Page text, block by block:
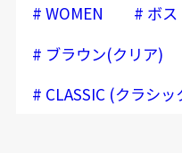
再入荷お知らせメール
# WOMEN # ボス
# ブラウン(クリア)
# CLASSIC (クラシッ